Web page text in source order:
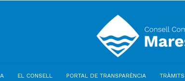
EL CONSELL PORTAL DE TRANSPARÈNCIA TRÀMITS